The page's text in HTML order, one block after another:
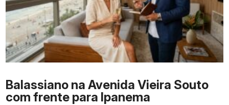
Balassiano na Avenida Vieira Souto
com frente para Ipanema